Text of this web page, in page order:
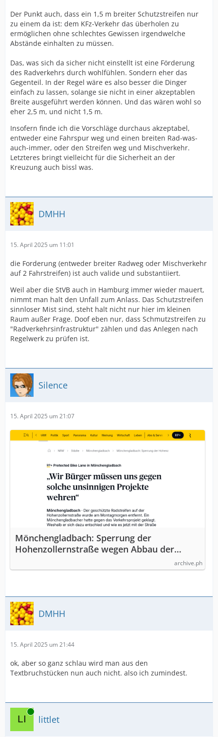
Der Punkt auch, dass ein 1,5 m breiter Schutzstreifen nur
zu einem da ist: dem KFz-Verkehr das überholen zu
ermöglichen ohne schlechtes Gewissen irgendwelche
Abstände einhalten zu müssen.
Das, was sich da sicher nicht einstellt ist eine Förderung
des Radverkehrs durch wohlfühlen. Sondern eher das
Gegenteil. In der Regel wäre es also besser die Dinger
einfach zu lassen, solange sie nicht in einer akzeptablen
Breite ausgeführt werden können. Und das wären wohl so
eher 2,5 m, und nicht 1,5 m.
Insofern finde ich die Vorschläge durchaus akzeptabel,
entweder eine Fahrspur weg und einen breiten Rad-was-
auch-immer, oder den Streifen weg und Mischverkehr.
Letzteres bringt vielleicht für die Sicherheit an der
Kreuzung auch bissl was.
DMHH
15. April 2025 um 11:01
die Forderung (entweder breiter Radweg oder Mischverkehr
auf 2 Fahrstreifen) ist auch valide und substantiiert.
Weil aber die StVB auch in Hamburg immer wieder mauert,
nimmt man halt den Unfall zum Anlass. Das Schutzstreifen
sinnloser Mist sind, steht halt nicht nur hier im kleinen
Raum außer Frage. Doof eben nur, dass Schmutzstreifen zu
"Radverkehrsinfrastruktur" zählen und das Anlegen nach
Regelwerk zu prüfen ist.
Silence
15. April 2025 um 21:07
Mönchengladbach: Sperrung der
Hohenzollernstraße wegen Abbau der
archive.ph
DMHH
15. April 2025 um 21:44
ok, aber so ganz schlau wird man aus den
Textbruchstücken nun auch nicht. also ich zumindest.
Online
littlet